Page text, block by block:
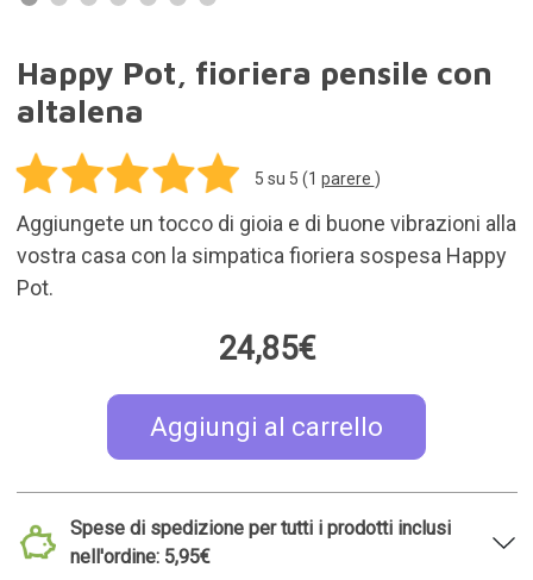
Happy Pot, fioriera pensile con
altalena
5 su 5 (1 parere )
Aggiungete un tocco di gioia e di buone vibrazioni alla
vostra casa con la simpatica fioriera sospesa Happy
Pot.
24,85€
Aggiungi al carrello
Spese di spedizione per tutti i prodotti inclusi
nell'ordine: 5,95€